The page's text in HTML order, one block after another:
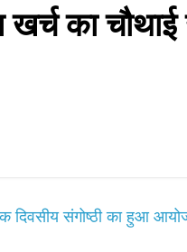
खर्च का
दिवसीय संगोष्ठी का हुआ